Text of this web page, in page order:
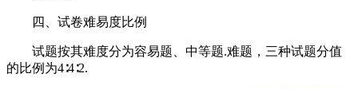
四、试卷难易度比例
试题按其难度分为容易题、中等题.难题，三种试题分值
的比例为4∶4∶2.